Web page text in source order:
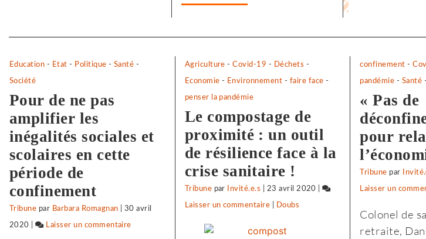
Separateur
Education - Etat - Politique - Santé -
Société
Pour de ne pas
amplifier les
inégalités sociales et
scolaires en cette
période de
confinement
Tribune par Barbara Romagnan 30 avril
2020 | Laisser un commentaire
Agriculture -Covid-19 - Déchets -
Economie - Environnement - faire face -
penser la pandémie
Le compostage de
proximité : un outil
de résilience face à la
crise sanitaire !
Tribune par Invité.e.s 23 avril 2020 |
Laisser un commentaire Doubs
confinement -
pandémie - Santé -
« Pas de
pour
Tribune par
Laisser un
Colonel de
retraite,